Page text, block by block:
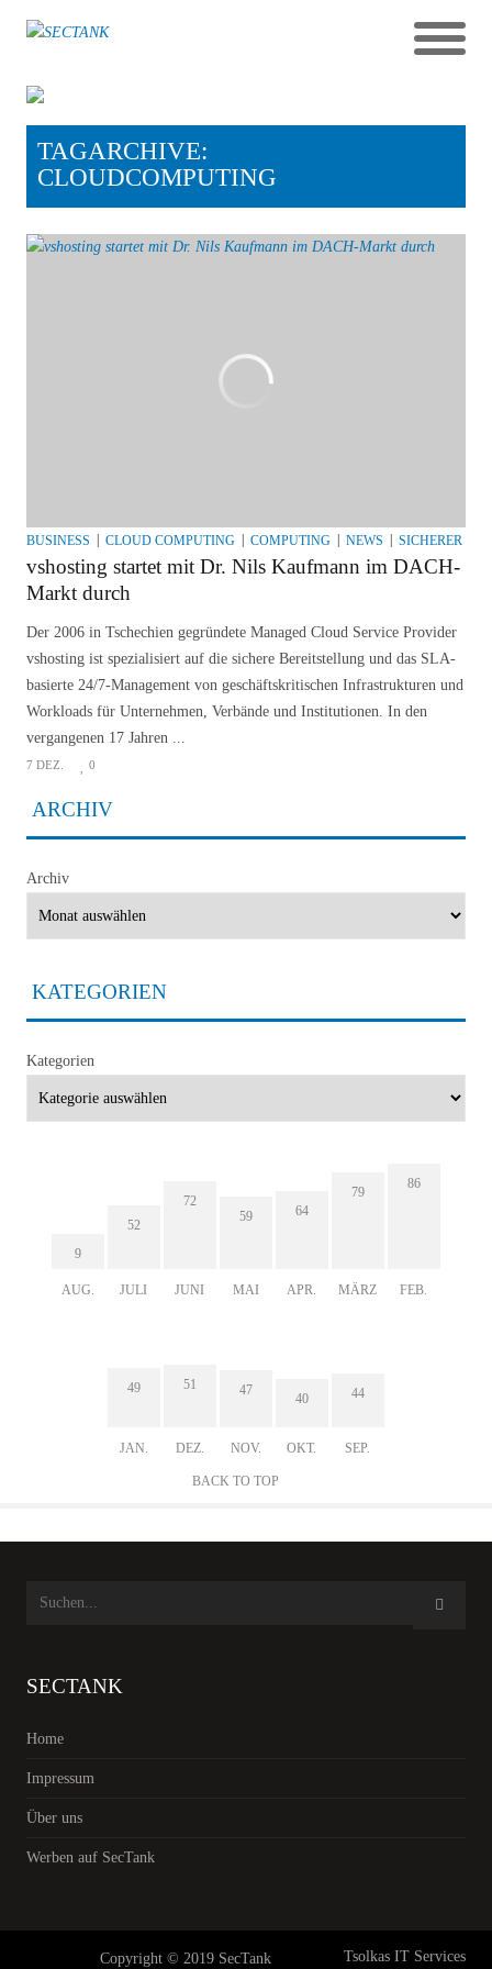
TAGARCHIVE:
CLOUDCOMPUTING
BUSINESS CLOUD COMPUTING COMPUTING NEWS SICHERER IT-
vshosting startet mit Dr. Nils Kaufmann im DACH-
Markt durch
Der 2006 in Tschechien gegründete Managed Cloud Service Provider
vshosting ist spezialisiert auf die sichere Bereitstellung und das SLA-
basierte 24/7-Management von geschäftskritischen Infrastrukturen und
Workloads für Unternehmen, Verbände und Institutionen. In den
vergangenen 17 Jahren ...
7 DEZ. 0
ARCHIV
Archiv
KATEGORIEN
Kategorien
9
AUG.
52
JULI
72
JUNI
59
MAI
64
APR.
79
MÄRZ
86
FEB.
49
JAN.
51
DEZ.
47
NOV.
40
OKT.
44
SEP.
BACK TO TOP
SECTANK
Home
Impressum
Über uns
Werben auf SecTank
Copyright © 2019 SecTank Tsolkas IT Services